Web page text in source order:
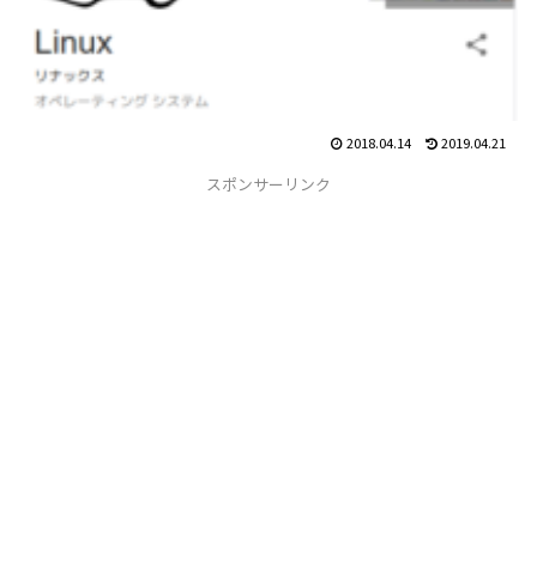
2018.04.14 2019.04.21
スポンサーリンク